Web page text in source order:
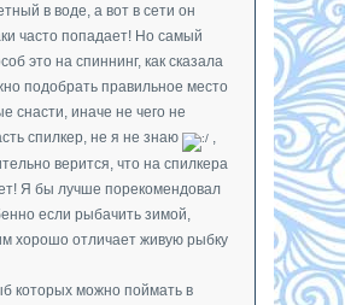
в воде, а вот в сети он
часто попадает! Но самый
это на спиннинг, как сказала
подобрать правильное место
снасти, иначе не чего не
спилкер, не я не знаю
верится, что на спилкера
Я бы лучше порекомендовал
если рыбачить зимой,
хорошо отличает живую рыбку
которых можно поймать в